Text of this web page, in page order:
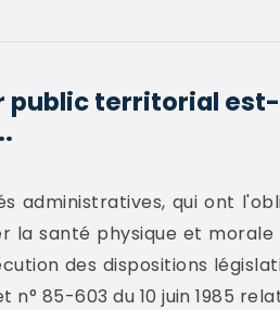
public territorial
administratives, qui ont
la santé physique et
des dispositions
85-603 du 10 juin 1985